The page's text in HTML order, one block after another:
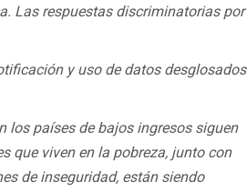
Las respuestas discriminatorias por
y uso de datos desglosados
los países de bajos ingresos siguen
que viven en la pobreza, junto con
de inseguridad, están siendo